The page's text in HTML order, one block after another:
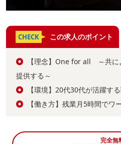
CHECK この求人のポイント
【理念】One for all ～共に
提供する～
【環境】20代30代が活躍す
【働き方】残業月5時間で
完全無